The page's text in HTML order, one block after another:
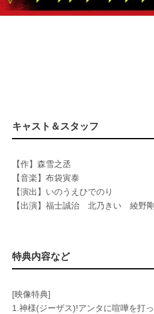
キャスト＆スタッフ
【作】森雪之丞
【音楽】布袋寅泰
【演出】いのうえひでのり
【出演】福士誠治 北乃きい 綾
特典内容など
[映像特典]
1.神様(ジーザス)!アンタに喧嘩を打